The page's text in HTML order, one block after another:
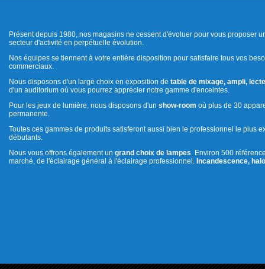
Présent depuis 1980, nos magasins ne cessent d'évoluer pour vous proposer
secteur d'activité en perpétuelle évolution.
Nos équipes se tiennent à votre entière disposition pour satisfaire tous vos
commerciaux.
Nous disposons d'un large choix en exposition de table de mixage, ampli,
d'un auditorium où vous pourrez apprécier notre gamme d'enceintes.
Pour les jeux de lumière, nous disposons d'un show-room où plus de 30
permanente.
Toutes ces gammes de produits satisferont aussi bien le professionnel le plus
débutants.
Nous vous offrons également un grand choix de lampes. Environ 500
marché, de l'éclairage général à l'éclairage professionnel. Incandescence,